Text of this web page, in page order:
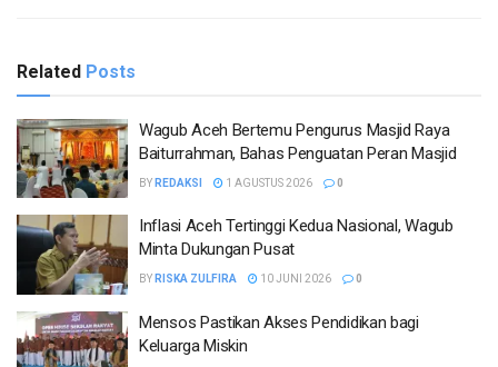
Related Posts
Wagub Aceh Bertemu Pengurus Masjid Raya
Baiturrahman, Bahas Penguatan Peran Masjid
BY REDAKSI 1 AGUSTUS 2026 0
Inflasi Aceh Tertinggi Kedua Nasional, Wagub
Minta Dukungan Pusat
BY RISKA ZULFIRA 10 JUNI 2026 0
Mensos Pastikan Akses Pendidikan bagi
Keluarga Miskin